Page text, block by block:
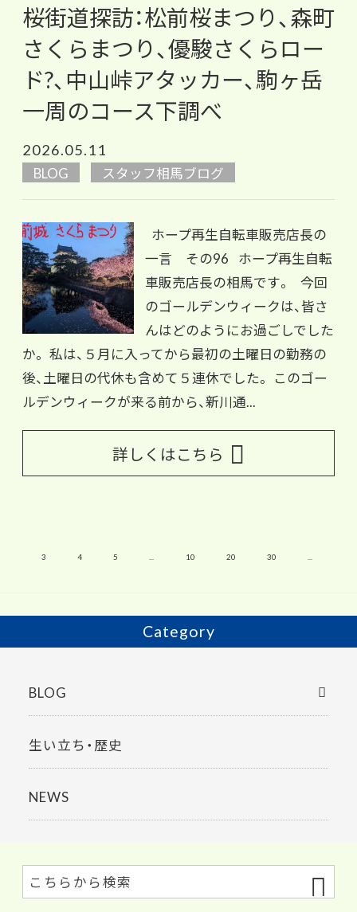
桜街道探訪：松前桜まつり、森町
さくらまつり、優駿さくらロー
ド?、中山峠アタッカー、駒ヶ岳
一周のコース下調べ
2026.05.11
BLOG スタッフ相馬ブログ
ホープ再生自転車販売店長の
一言 その96 ホープ再生自転
車販売店長の相馬です。 今回
のゴールデンウィークは、皆さ
んはどのようにお過ごしでした
か。 私は、５月に入ってから最初の土曜日の勤務の
後、土曜日の代休も含めて５連休でした。 このゴー
ルデンウィークが来る前から、新川通...
詳しくはこちら
3 4 5 ... 10 20 30 ...
Category
BLOG
生い立ち・歴史
NEWS